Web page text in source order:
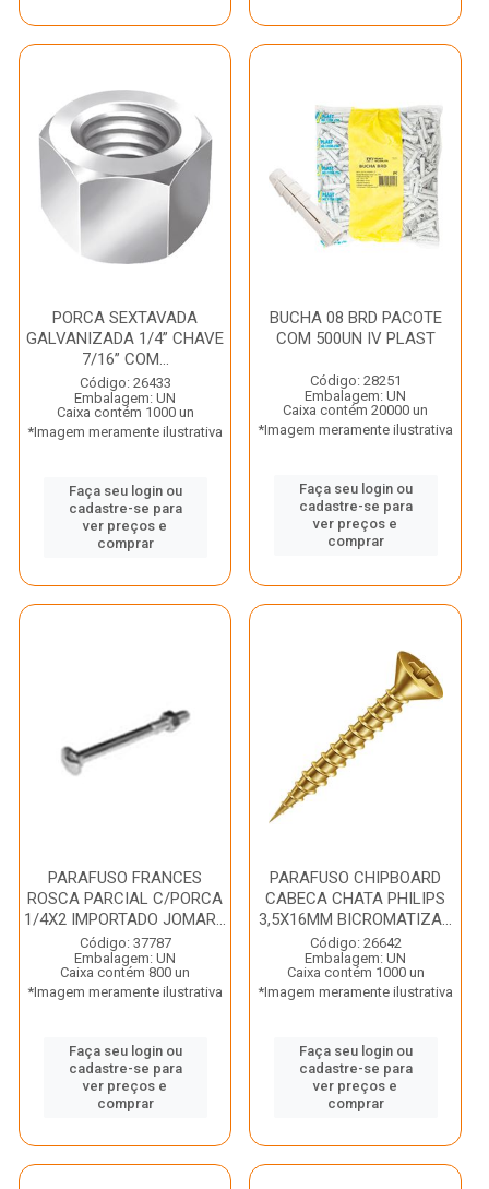
PORCA SEXTAVADA
GALVANIZADA 1/4” CHAVE
7/16” COM...
Código: 26433
Embalagem: UN
Caixa contém 1000 un
*Imagem meramente ilustrativa
Faça seu login ou
cadastre-se para
ver preços e
comprar
BUCHA 08 BRD PACOTE
COM 500UN IV PLAST
Código: 28251
Embalagem: UN
Caixa contém 20000 un
*Imagem meramente ilustrativa
Faça seu login ou
cadastre-se para
ver preços e
comprar
PARAFUSO FRANCES
ROSCA PARCIAL C/PORCA
1/4X2 IMPORTADO JOMAR...
Código: 37787
Embalagem: UN
Caixa contém 800 un
*Imagem meramente ilustrativa
Faça seu login ou
cadastre-se para
ver preços e
comprar
PARAFUSO CHIPBOARD
CABECA CHATA PHILIPS
3,5X16MM BICROMATIZA...
Código: 26642
Embalagem: UN
Caixa contém 1000 un
*Imagem meramente ilustrativa
Faça seu login ou
cadastre-se para
ver preços e
comprar